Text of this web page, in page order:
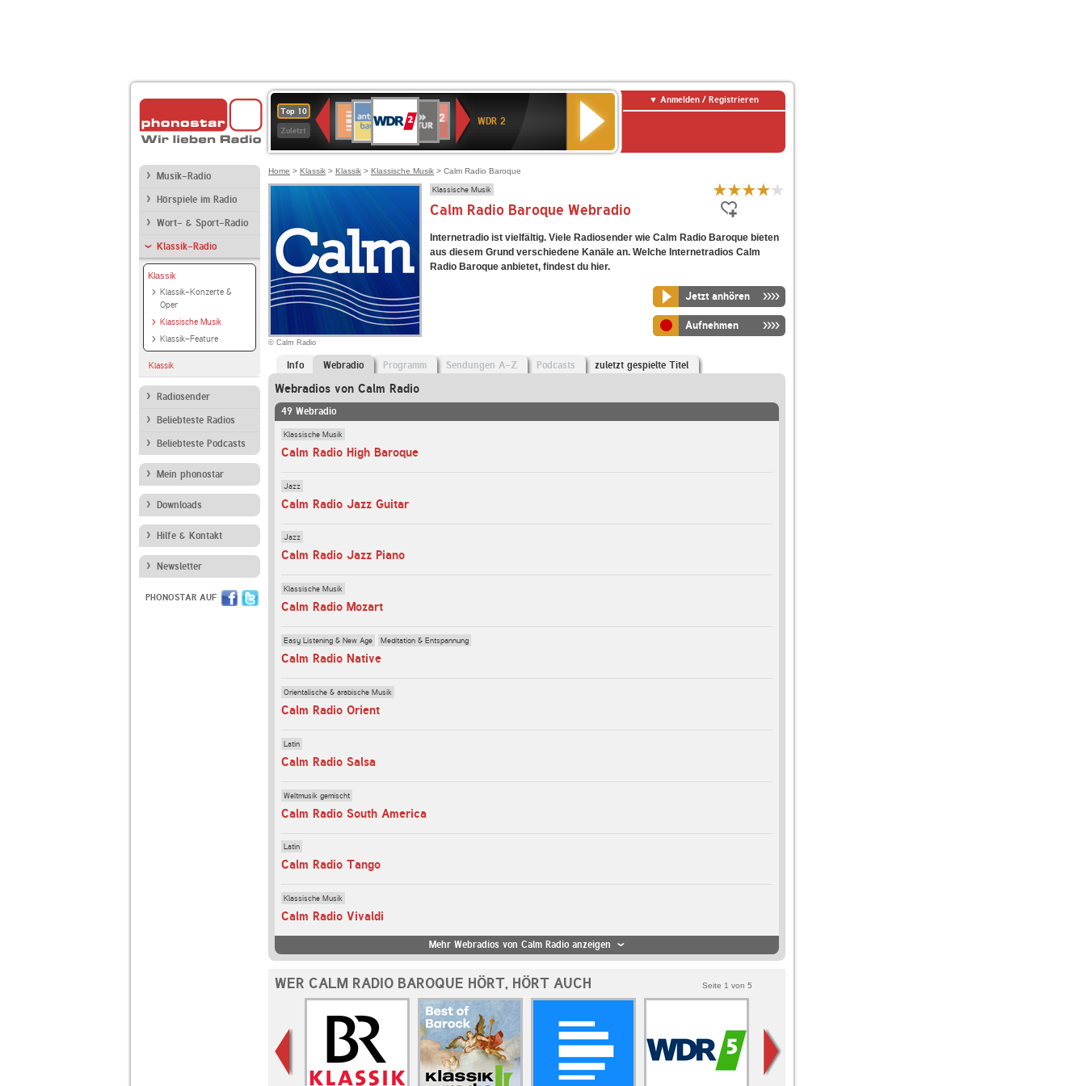
Top 10
Zuletzt
Deutschlandfunk
90er
OLDIE
ANTENNE
4
KLASSIK
Deutschlandfunk
KulturBAYERN
2
Kultur
NDR
2
WDR 2
Anmelden / Registrieren
Musik-Radio
Hörspiele im Radio
Wort- & Sport-Radio
Klassik-Radio
Klassik
Klassik-Konzerte &
Oper
Klassische Musik
Klassik-Feature
Klassik
Radiosender
Beliebteste Radios
Beliebteste Podcasts
Mein phonostar
Downloads
Hilfe & Kontakt
Newsletter
PHONOSTAR AUF
Home > Klassik > Klassik > Klassische Musik > Calm Radio Baroque
© Calm Radio
Klassische Musik
Calm Radio Baroque Webradio
Internetradio ist vielfältig. Viele Radiosender wie Calm Radio Baroque bieten
aus diesem Grund verschiedene Kanäle an. Welche Internetradios Calm
Radio Baroque anbietet, findest du hier.
Jetzt anhören
Aufnehmen
Info Webradio Programm Sendungen A-Z Podcasts zuletzt gespielte Titel
Webradios von Calm Radio
49 Webradio
Klassische Musik
Calm Radio High Baroque
Jazz
Calm Radio Jazz Guitar
Jazz
Calm Radio Jazz Piano
Klassische Musik
Calm Radio Mozart
Easy Listening & New Age Meditation & Entspannung
Calm Radio Native
Orientalische & arabische Musik
Calm Radio Orient
Latin
Calm Radio Salsa
Weltmusik gemischt
Calm Radio South America
Latin
Calm Radio Tango
Klassische Musik
Calm Radio Vivaldi
Mehr Webradios von Calm Radio anzeigen
WER CALM RADIO BAROQUE HÖRT, HÖRT AUCH Seite 1 von 5